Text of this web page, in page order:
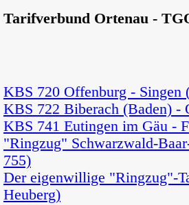
Tarifverbund Ortenau -
KBS 720 Offenburg - Singen
KBS 722 Biberach (Baden) -
KBS 741 Eutingen im Gäu -
"Ringzug" Schwarzwald-
755)
Der eigenwillige "Ringzug"-
Heuberg)